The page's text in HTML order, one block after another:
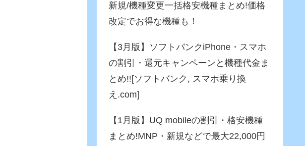
新規/機種変更一括格安機種まとめ!価格
改定でお得な機種も！
【3月版】ソフトバンクiPhone・スマホ
の割引・還元キャンペーンと機種代金ま
とめ!![ソフトバンク, スマホ乗り換
え.com]
【1月版】UQ mobileの割引・格安機種
まとめ!MNP・新規などで最大22,000円